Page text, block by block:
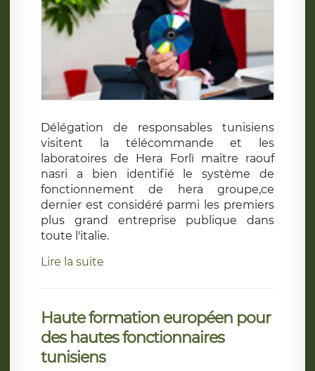
Délégation de responsables tunisiens
visitent la télécommande et les
laboratoires de Hera Forlì maitre raouf
nasri a bien identifié le système de
fonctionnement de hera groupe,ce
dernier est considéré parmi les premiers
plus grand entreprise publique dans
toute l'italie.
Lire la suite
Haute formation européen pour
des hautes fonctionnaires
tunisiens